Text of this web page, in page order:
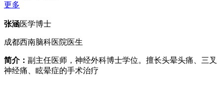
更多
张涵医学博士
成都西南脑科医院医生
简介： 副主任医师，神经外科博士学位。擅长头晕头痛、三叉
神经痛、眩晕症的手术治疗